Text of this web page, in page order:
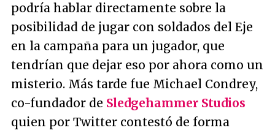
podría hablar directamente sobre la
posibilidad de jugar con soldados del Eje
en la campaña para un jugador, que
tendrían que dejar eso por ahora como un
misterio. Más tarde fue Michael Condrey,
co-fundador de Sledgehammer Studios
quien por Twitter contestó de forma